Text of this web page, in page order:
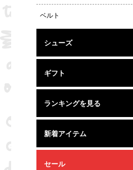
ベルト
シューズ
ギフト
ランキングを見る
新着アイテム
セール